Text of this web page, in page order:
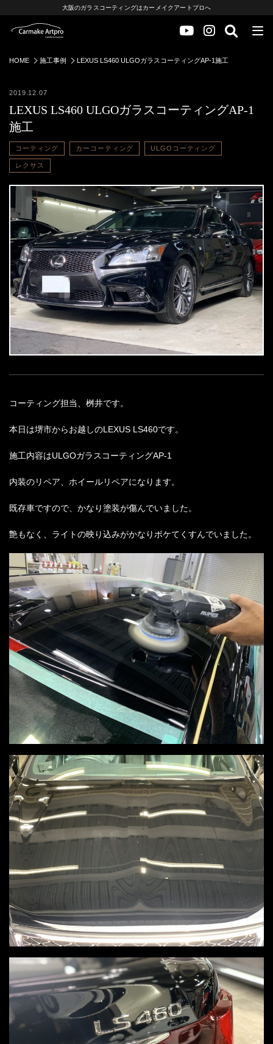
大阪のガラスコーティングはカーメイクアートプロへ
HOME 施工事例 LEXUS LS460 ULGOガラスコーティングAP-1施工
2019.12.07
LEXUS LS460 ULGOガラスコーティングAP-1
施工
コーティング カーコーティング ULGOコーティング
レクサス
コーティング担当、桝井です。
本日は堺市からお越しのLEXUS LS460です。
施工内容はULGOガラスコーティングAP-1
内装のリペア、ホイールリペアになります。
既存車ですので、かなり塗装が傷んでいました。
艶もなく、ライトの映り込みがかなりボケてくすんでいました。